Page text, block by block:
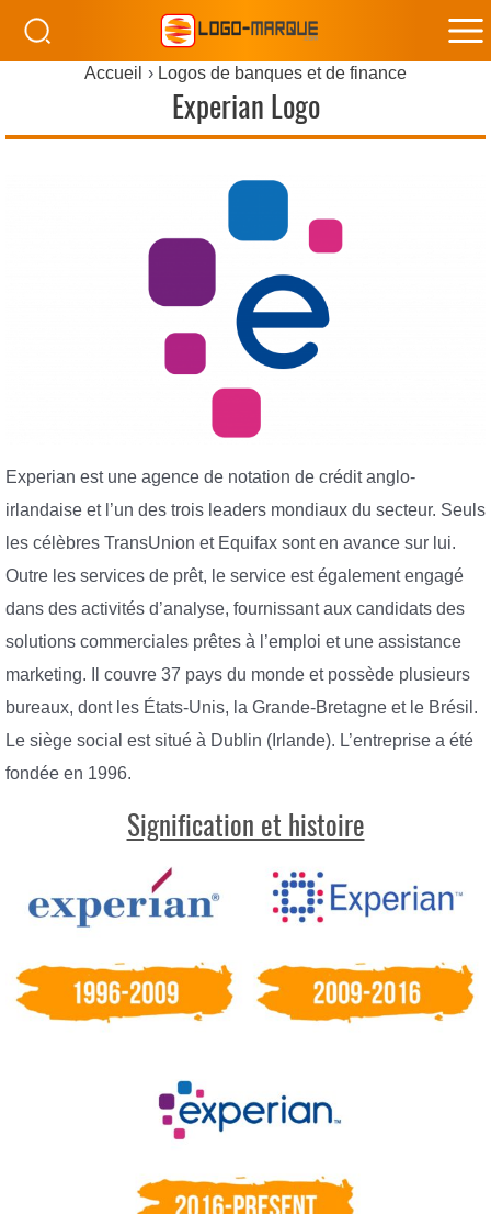
Accueil Logos de banques et de finance
Experian Logo
Experian est une agence de notation de crédit anglo-
irlandaise et l’un des trois leaders mondiaux du secteur. Seuls
les célèbres TransUnion et Equifax sont en avance sur lui.
Outre les services de prêt, le service est également engagé
dans des activités d’analyse, fournissant aux candidats des
solutions commerciales prêtes à l’emploi et une assistance
marketing. Il couvre 37 pays du monde et possède plusieurs
bureaux, dont les États-Unis, la Grande-Bretagne et le Brésil.
Le siège social est situé à Dublin (Irlande). L’entreprise a été
fondée en 1996.
Signification et histoire